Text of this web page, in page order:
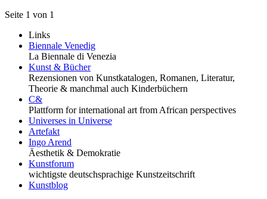
Seite 1 von 1
Links
Biennale Venedig
La Biennale di Venezia
Kunst & Bücher
Rezensionen von Kunstkatalogen, Romanen, Literatur,
Theorie & manchmal auch Kinderbüchern
C&
Plattform for international art from African perspectives
Universes in Universe
Artefakt
Ingo Arend
Äesthetik & Demokratie
Kunstforum
wichtigste deutschsprachige Kunstzeitschrift
Kunstblog